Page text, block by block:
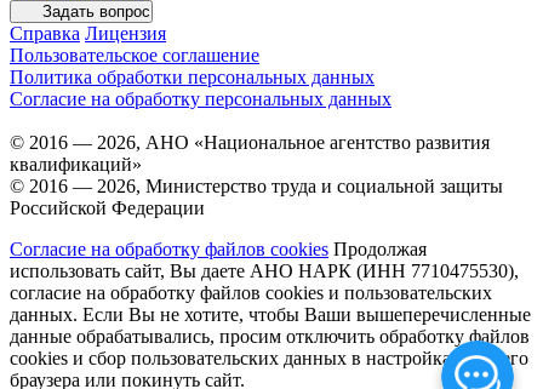
Задать вопрос
Справка Лицензия
Пользовательское соглашение
Политика обработки персональных данных
Согласие на обработку персональных данных
© 2016 — 2026, АНО «Национальное агентство развития
квалификаций»
© 2016 — 2026, Министерство труда и социальной защиты
Российской Федерации
Согласие на обработку файлов cookies Продолжая
использовать сайт, Вы даете АНО НАРК (ИНН 7710475530),
согласие на обработку файлов cookies и пользовательских
данных. Если Вы не хотите, чтобы Ваши вышеперечисленные
данные обрабатывались, просим отключить обработку файлов
cookies и сбор пользовательских данных в настройках Вашего
браузера или покинуть сайт.